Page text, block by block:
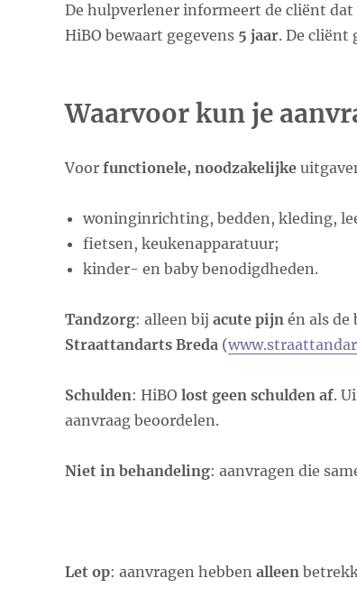
De hulpverlener informeert de cliënt
HiBO bewaart gegevens 5 jaar. De cliënt
Waarvoor kun je
Voor functionele, noodzakelijke
woninginrichting, bedden, kleding,
fietsen, keukenapparatuur;
kinder- en baby benodigdheden.
Tandzorg: alleen bij acute pijn én als de
Straattandarts Breda (
Schulden: HiBO lost geen schulden af.
aanvraag beoordelen.
Niet in behandeling: aanvragen die
Let op: aanvragen hebben alleen